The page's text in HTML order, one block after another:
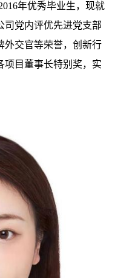
年优秀毕业生，现就
司党内评优先进党支部
外交官等荣誉，创新行
项目董事长特别奖，实